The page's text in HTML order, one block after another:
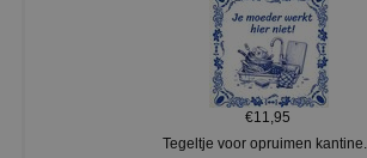
€11,95
Tegeltje voor opruimen kantine...